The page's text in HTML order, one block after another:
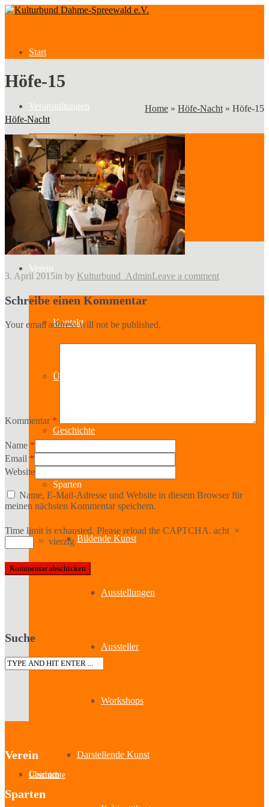
Start
Veranstaltungen
Veranstaltungen
Kategorien
Verein
Kontakt
Über uns
Geschichte
Sparten
Bildende Kunst
Ausstellungen
Aussteller
Workshops
Darstellende Kunst
Höfe-15
Home » Höfe-Nacht » Höfe-15
Höfe-Nacht
3. April 2015in by Kulturbund_AdminLeave a comment
Schreibe einen Kommentar
Your email address will not be published.
Kommentar *
Name *
Email *
Website
Name, E-Mail-Adresse und Website in diesem Browser für
meinen nächsten Kommentar speichern.
Time limit is exhausted. Please reload the CAPTCHA. acht ×
= vierzig
Suche
Verein
Über uns
Geschichte
Sparten